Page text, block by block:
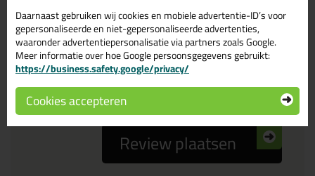
Beoordeling
Zou jij dit product aanbevelen bij anderen?
ja
nee
Review plaatsen
Daarnaast gebruiken wij cookies en mobiele advertentie-ID’s voor
gepersonaliseerde en niet-gepersonaliseerde advertenties,
waaronder advertentiepersonalisatie via partners zoals Google.
Meer informatie over hoe Google persoonsgegevens gebruikt:
https://business.safety.google/privacy/
Cookies accepteren